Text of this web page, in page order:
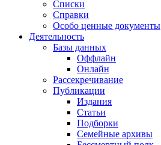
Списки
Справки
Особо ценные документы
Деятельность
Базы данных
Оффлайн
Онлайн
Рассекречивание
Публикации
Издания
Статьи
Подборки
Семейные архивы